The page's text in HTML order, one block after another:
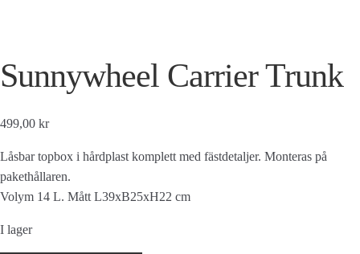
Sunnywheel Carrier Trunk
499,00 kr
Låsbar topbox i hårdplast komplett med fästdetaljer. Monteras på
pakethållaren.
Volym 14 L. Mått L39xB25xH22 cm
I lager